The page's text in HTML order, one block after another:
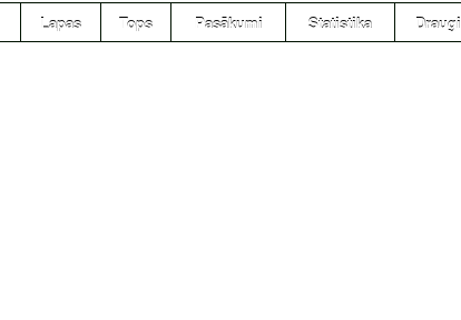
Lapas Tops Pasākumi Statistika Draugi